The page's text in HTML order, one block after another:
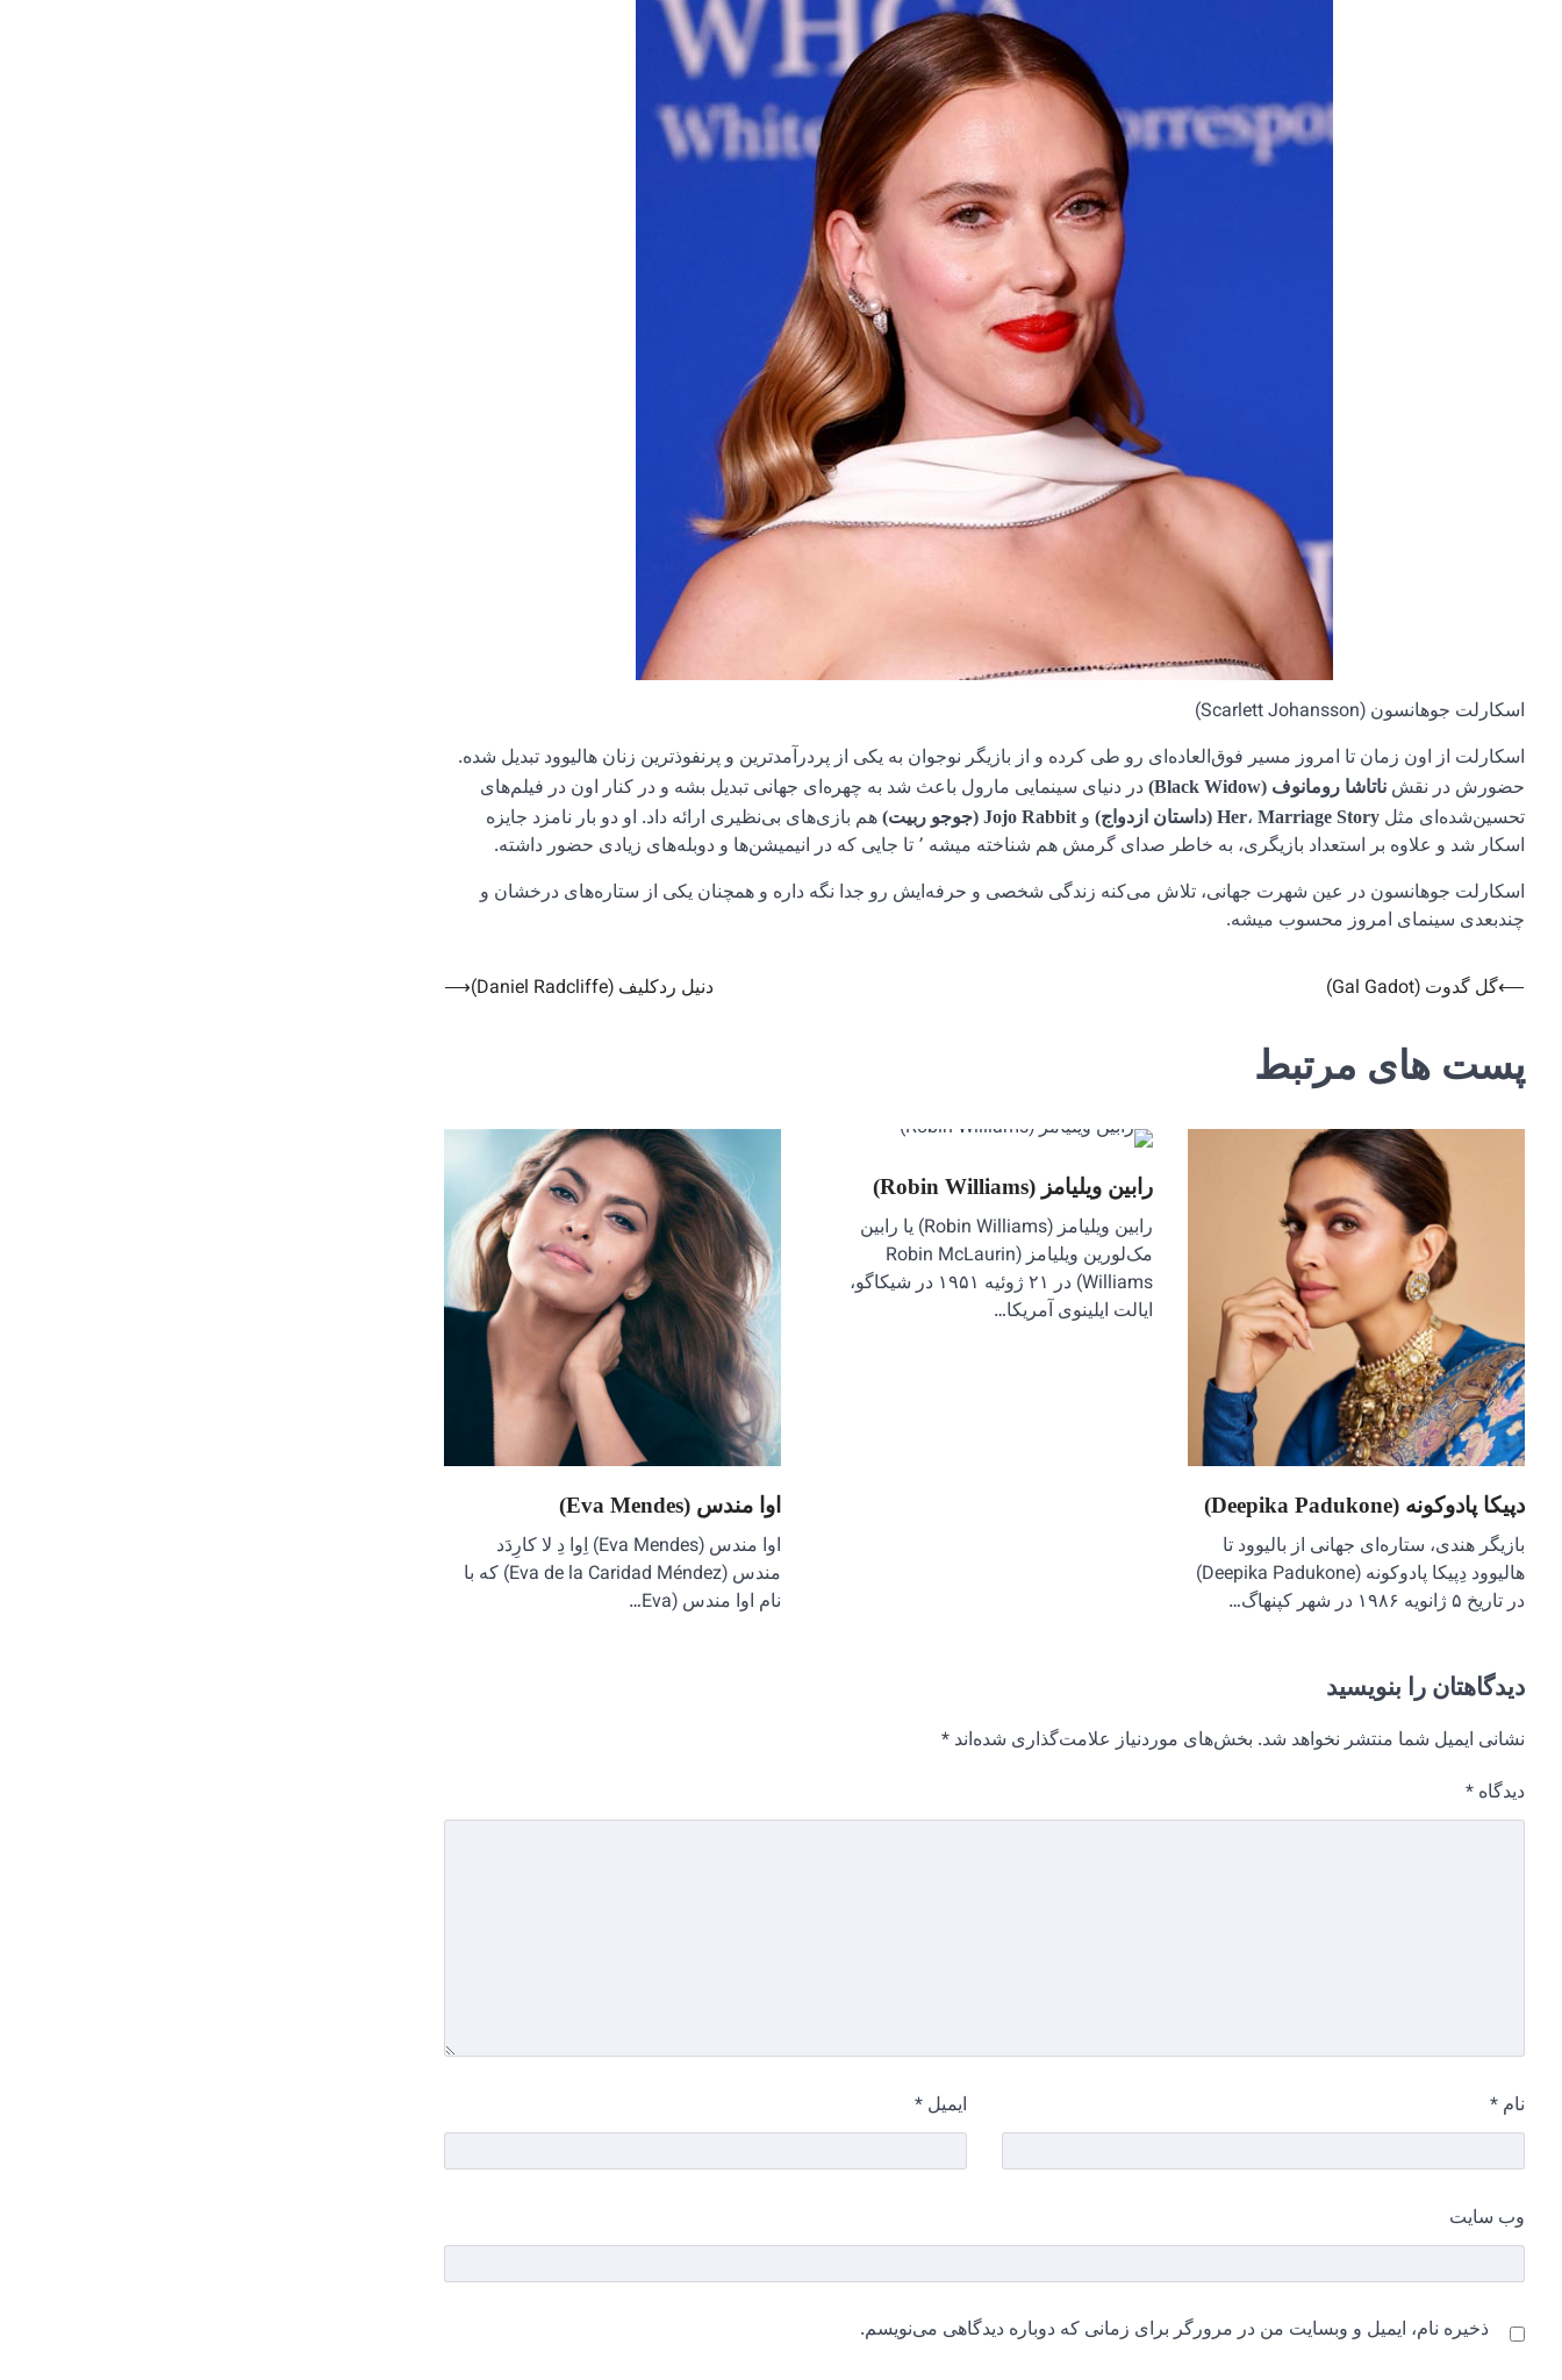
اسکارلت جوهانسون (Scarlett Johansson)
اسکارلت از اون زمان تا امروز مسیر فوق‌العاده‌ای رو طی کرده و از بازیگر نوجوان به یکی از پردرآمدترین و پرنفوذترین زنان هالیوود تبدیل شده.
حضورش در نقش ناتاشا رومانوف (Black Widow)
در دنیای سینمایی مارول باعث شد به چهره‌ای جهانی تبدیل بشه و در کنار اون در فیلم‌های
تحسین‌شده‌ای مثل
Her، Marriage Story (داستان ازدواج) وJojo Rabbit (جوجو ربیت)
هم بازی‌های بی‌نظیری ارائه داد. او دو بار نامزد جایزه
اسکار شد و علاوه بر استعداد بازیگری، به خاطر صدای گرمش هم شناخته میشه ٬ تا جایی که در انیمیشن‌ها و دوبله‌های زیادی حضور داشته.
اسکارلت جوهانسون در عین شهرت جهانی، تلاش می‌کنه زندگی شخصی و حرفه‌ایش رو جدا نگه داره و همچنان یکی از ستاره‌های درخشان و
چندبعدی سینمای امروز محسوب میشه.
راهبری
⟵گل گدوت (Gal Gadot) دنیل ردکلیف (Daniel Radcliffe) ⟶
پست های مرتبط
دپیکا پادوکونه (Deepika Padukone)
بازیگر هندی، ستاره‌ای جهانی از بالیوود تا
هالیوود دِپیکا پادوکونه (Deepika Padukone)
در تاریخ ۵ ژانویه ۱۹۸۶ در شهر کپنهاگ…
رابین ویلیامز (Robin Williams)
رابین ویلیامز (Robin Williams) یا رابین
مک‌لورین ویلیامز (Robin McLaurin
Williams) در ۲۱ ژوئیه ۱۹۵۱ در شیکاگو،
ایالت ایلینوی آمریکا…
اوا مندس (Eva Mendes)
اوا مندس (Eva Mendes) اِوا دِ لا کارِدَد
مندس (Eva de la Caridad Méndez) که با
نام اوا مندس (Eva…
دیدگاهتان را بنویسید
نشانی ایمیل شما منتشر نخواهد شد. بخش‌های موردنیاز علامت‌گذاری شده‌اند *
دیدگاه *
نام * ایمیل *
وب‌ سایت
ذخیره نام، ایمیل و وبسایت من در مرورگر برای زمانی که دوباره دیدگاهی می‌نویسم.